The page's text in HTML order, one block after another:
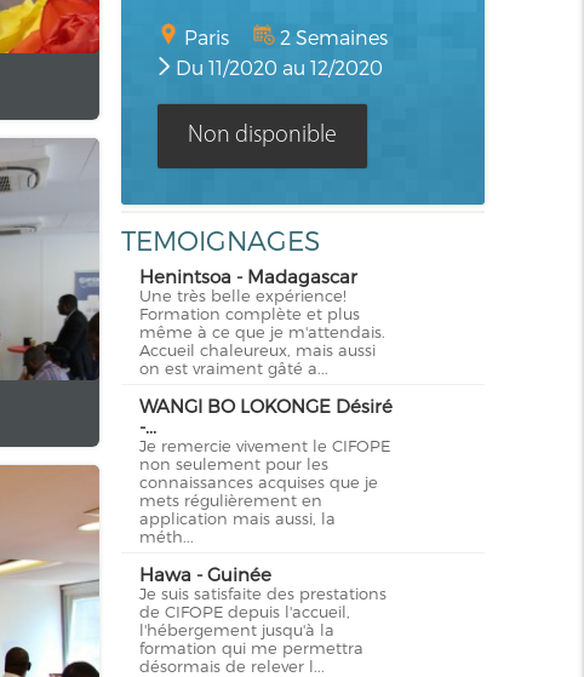
Paris
2 Semaines
Du 11/2020 au 12/2020
Non disponible
TEMOIGNAGES
Henintsoa - Madagascar
Une très belle expérience!
Formation complète et plus
même à ce que je m'attendais.
Accueil chaleureux, mais aussi
on est vraiment gâté a...
WANGI BO LOKONGE Désiré
-...
Je remercie vivement le CIFOPE
non seulement pour les
connaissances acquises que je
mets régulièrement en
application mais aussi, la
méth...
Hawa - Guinée
Je suis satisfaite des prestations
de CIFOPE depuis l'accueil,
l'hébergement jusqu'à la
formation qui me permettra
désormais de relever l...